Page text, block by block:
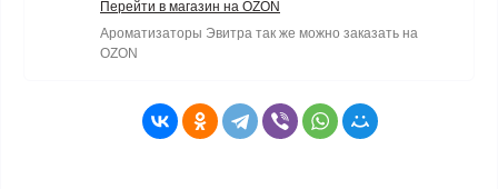
Перейти в магазин на OZON
Ароматизаторы Эвитра так же можно заказать на
OZON